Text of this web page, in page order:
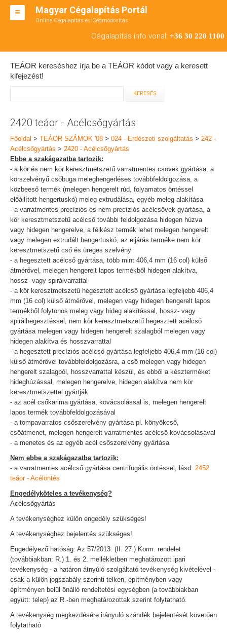
Magyar Cégalapítás Portál
Online Cégalapítás és Cégmódosítás
Cégalapítás info vonal: +36 30 220 1100
BT ALAPÍTÁS
RT ALAPÍTÁS
TEÁOR SZÁMOK '08
ENGEDÉLYKÖTELES
KAPCSOLAT
IRODÁK
TEÁOR kereséshez írja be a TEÁOR kódot vagy a keresett
kifejezést!
2420 teáor - Acélcsőgyártás
Főoldal > TEÁOR SZÁMOK '08 > 024 - Erdészeti szolgáltatás > 242 -
Acélcsőgyártás > 2420 - Acélcsőgyártás
Ebbe a szakágazatba tartozik:
- a kör és nem kör keresztmetszetű varratmentes csövek gyártása, a
körszelvényű csőbuga meleghengerléses továbbfeldolgozása, a
közbeeső termék (melegen hengerelt rúd, folyamatos öntéssel
előállított hengertuskó) meleg extrudálása, egyéb meleg alakítása
- a varratmentes precíziós és nem precíziós acélcsövek gyártása, a
kör keresztmetszetű acélcső további feldolgozása hidegen húzva
vagy hidegen hengerelve, a félkész termék lehet melegen hengerelt
vagy melegen extrudált hengertuskó, az eljárás terméke nem kör
keresztmetszetű cső és üreges szelvény
- a hegesztett acélcső gyártása, több mint 406,4 mm (16 col) külső
átmérővel, melegen hengerelt lapos termékből hidegen alakítva,
hossz- vagy spirálvarrattal
- a kör keresztmetszetű hegesztett acélcső gyártása legfeljebb 406,4
mm (16 col) külső átmérővel, melegen vagy hidegen hengerelt lapos
termékből folytonos meleg vagy hideg alakítással, hossz- vagy
spirálhegesztéssel, nem kör keresztmetszetű hegesztett acélcső
gyártása melegen vagy hidegen hengerelt szalagból melegen vagy
hidegen alakítva és hosszvarrattal
- a hegesztett precíziós acélcső gyártása legfeljebb 406,4 mm (16 col)
külső átmérővel továbbfeldolgozásra, a cső melegen vagy hidegen
hengerelt szalagból, hosszvarrattal készül, és ebből a készterméket
hideghúzással, melegen hengerelve, hidegen alakítva nem kör
keresztmetszettel gyártják
- az acél csőkarima gyártása, kovácsolással is, melegen hengerelt
lapos termék továbbfeldolgozásával
- a tompavarratos csőszerelvény gyártása pl. könyökcső,
csőátmenet, melegen hengerelt varratmentes acélcső kovácsolásával
- a menetes és az egyéb acél csőszerelvény gyártása
Nem ebbe a szakágazatba tartozik:
- a varratmentes acélcső gyártása centrifugális öntéssel, lásd: 2452
teáor - Acélöntés
Engedélyköteles a tevékenység?
Acélcsőgyártás
A tevékenységhez külön engedély szükséges!
A tevékenységhez bejelentés szükséges!
Engedélyező hatóság: Az 57/2013. (II. 27.) Korm. rendelet
(továbbiakban: R.) 1. és 2. mellékletben meghatározott ipari
tevékenység - a határon átnyúló szolgáltató tevékenység kivételével -
csak a külön jogszabály szerinti telken, építményben vagy
építményen belül önálló rendeltetési egységben (a továbbiakban
együtt: telep) az R.-ben meghatározottak szerint folytatható.
A tevékenység megkezdésére irányuló szándék bejelentését követően
folytatható